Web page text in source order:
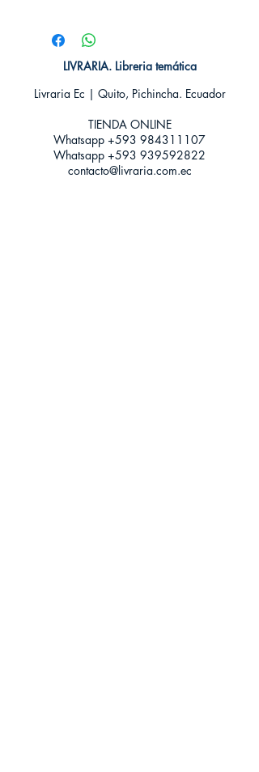
Editorial: Nocturna ediciones
Idioma: Castellano
Encuadernación: Tapa blanda
Categoría: Novela juvenil
LIVRARIA. Libreria temática
Livraria Ec | Quito, Pichincha. Ecuador
TIENDA ONLINE​
Whatsapp +593 984311107
Whatsapp +593 939592822
contacto@livraria.com.ec